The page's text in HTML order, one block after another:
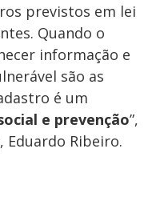
previstos em lei
Quando o
informação e
são as
é um
e prevenção”,
Ribeiro.